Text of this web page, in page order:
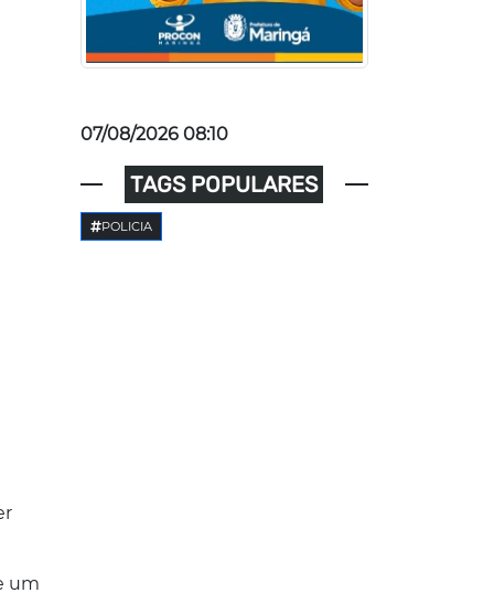
um
07/08/2026 08:10
TAGS POPULARES
POLICIA